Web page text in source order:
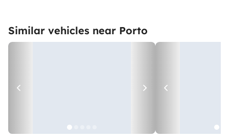
Similar vehicles near Porto